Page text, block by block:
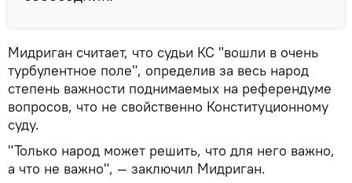
Мидриган считает, что судьи КС "вошли в очень
турбулентное поле", определив за весь народ
степень важности поднимаемых на референдуме
вопросов, что не свойственно Конституционному
суду.
"Только народ может решить, что для него важно,
а что не важно", — заключил Мидриган.